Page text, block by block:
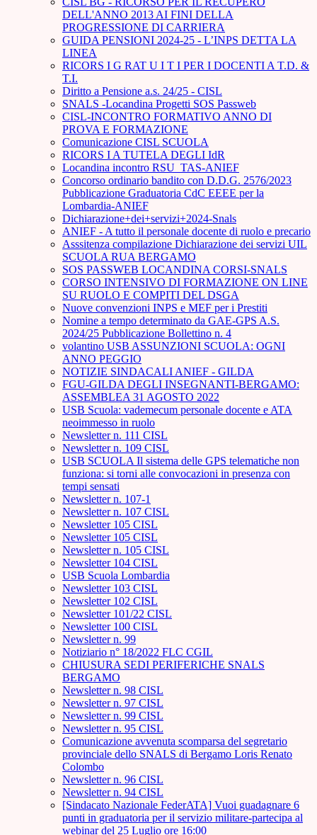
DELL'ANNO 2013 AI FINI DELLA
PROGRESSIONE DI CARRIERA
GUIDA PENSIONI 2024-25 - L’INPS DETTA LA
LINEA
RICORS I G RAT U I T I PER I DOCENTI A T.D. &
T.I.
Diritto a Pensione a.s. 24/25 - CISL
SNALS -Locandina Progetti SOS Passweb
CISL-INCONTRO FORMATIVO ANNO DI
PROVA E FORMAZIONE
Comunicazione CISL SCUOLA
RICORS I A TUTELA DEGLI IdR
Locandina incontro RSU_TAS-ANIEF
Concorso ordinario bandito con D.D.G. 2576/2023
Pubblicazione Graduatoria CdC EEEE per la
Lombardia-ANIEF
Dichiarazione+dei+servizi+2024-Snals
ANIEF - A tutto il personale docente di ruolo e precario
Asssitenza compilazione Dichiarazione dei servizi UIL
SCUOLA RUA BERGAMO
SOS PASSWEB LOCANDINA CORSI-SNALS
CORSO INTENSIVO DI FORMAZIONE ON LINE
SU RUOLO E COMPITI DEL DSGA
Nuove convenzioni INPS e MEF per i Prestiti
Nomine a tempo determinato da GAE-GPS A.S.
2024/25 Pubblicazione Bollettino n. 4
volantino USB ASSUNZIONI SCUOLA: OGNI
ANNO PEGGIO
NOTIZIE SINDACALI ANIEF - GILDA
FGU-GILDA DEGLI INSEGNANTI-BERGAMO:
ASSEMBLEA 31 AGOSTO 2022
USB Scuola: vademecum personale docente e ATA
neoimmesso in ruolo
Newsletter n. 111 CISL
Newsletter n. 109 CISL
USB SCUOLA Il sistema delle GPS telematiche non
funziona: si torni alle convocazioni in presenza con
tempi sensati
Newsletter n. 107-1
Newsletter n. 107 CISL
Newsletter 105 CISL
Newsletter 105 CISL
Newsletter n. 105 CISL
Newsletter 104 CISL
USB Scuola Lombardia
Newsletter 103 CISL
Newsletter 102 CISL
Newsletter 101/22 CISL
Newsletter 100 CISL
Newsletter n. 99
Notiziario n° 18/2022 FLC CGIL
CHIUSURA SEDI PERIFERICHE SNALS
BERGAMO
Newsletter n. 98 CISL
Newsletter n. 97 CISL
Newsletter n. 99 CISL
Newsletter n. 95 CISL
Comunicazione avvenuta scomparsa del segretario
provinciale dello SNALS di Bergamo Loris Renato
Colombo
Newsletter n. 96 CISL
Newsletter n. 94 CISL
[Sindacato Nazionale FederATA] Vuoi guadagnare 6
punti in graduatoria per il servizio militare-partecipa al
webinar del 25 Luglio ore 16:00